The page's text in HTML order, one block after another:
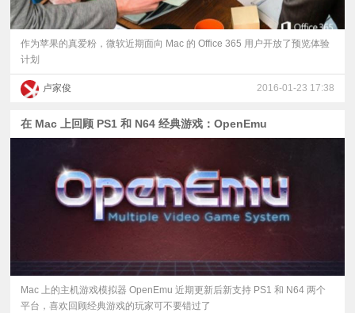
作为苹果的真爱粉，微软近期面向 Mac 的 Office 365 用户开放了预览体验
计划
卢家俊 2016-01-23 17:38
在 Mac 上回顾 PS1 和 N64 经典游戏：OpenEmu
Mac 上的主机游戏模拟器 OpenEmu 近期更新后新支持 PS1 和 N64 两个
平台，喜欢回顾经典游戏的玩家可不要错过了